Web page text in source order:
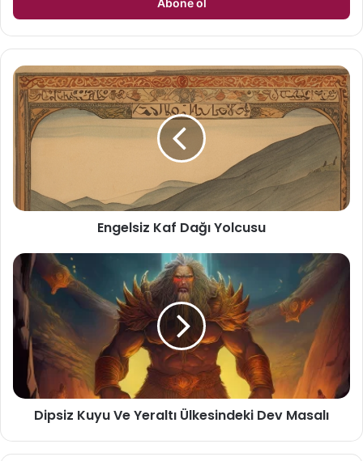
Engelsiz
Kaf
Dağı
Yolcusu
Engelsiz Kaf Dağı Yolcusu
Dipsiz
Kuyu
Ve
Yeraltı
Ülkesindeki
Dev
Masalı
Dipsiz Kuyu Ve Yeraltı Ülkesindeki Dev Masalı